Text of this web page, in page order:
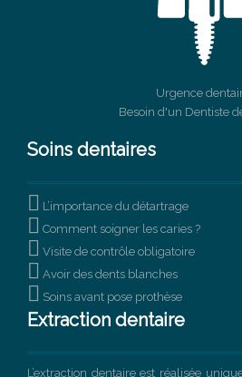
Urgence
Besoin d'un Dentiste
Soins dentaires
 L’importance du détartrage
 Comment soigner les caries ?
 Visite de contrôle obligatoire
 Avoir des dents blanches
 Soins avant pose prothèse
Extraction dentaire
L’extraction dentaire est réalisée